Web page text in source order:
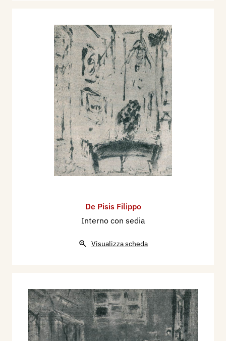
De Pisis Filippo
Interno con sedia
Visualizza scheda